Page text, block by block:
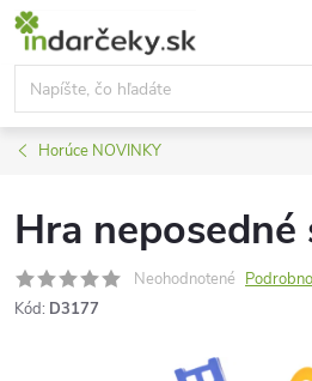
Prejsť
obsah
Horúce NOVINKY
Hra
Neohodnotené
Kód: D3177